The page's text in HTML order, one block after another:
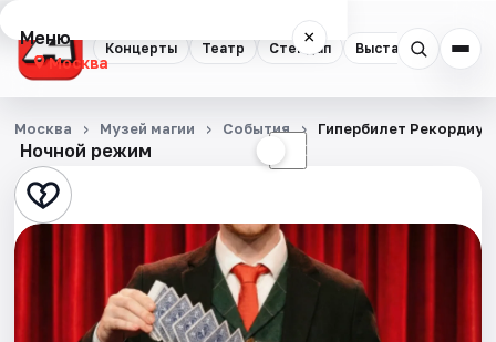
Концерты Театр Стендап Выставки
Меню ×
Москва
Концерты
Театр
Стендап
Ночной режим ☾
Москва Музей магии События Гипербилет